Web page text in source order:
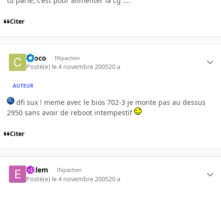
Citer
choco INpactien
Posté(e) le 4 novembre 200520 a
AUTEUR
dfi sux ! meme avec le bios 702-3 je monte pas au dessus
2950 sans avoir de reboot intempestif
Citer
elclem INpactien
Posté(e) le 4 novembre 200520 a